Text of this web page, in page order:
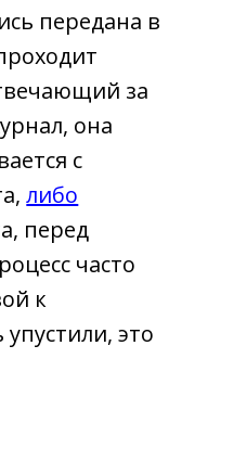
передана в
за
она
с
либо
перед
часто
к
это